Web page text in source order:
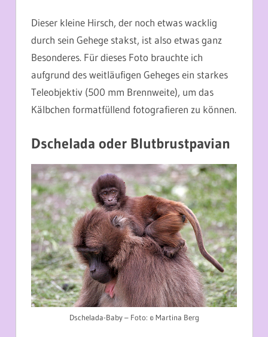
Dieser kleine Hirsch, der noch etwas wacklig
durch sein Gehege stakst, ist also etwas ganz
Besonderes. Für dieses Foto brauchte ich
aufgrund des weitläufigen Geheges ein starkes
Teleobjektiv (500 mm Brennweite), um das
Kälbchen formatfüllend fotografieren zu können.
Dschelada oder Blutbrustpavian
Dschelada-Baby – Foto: © Martina Berg